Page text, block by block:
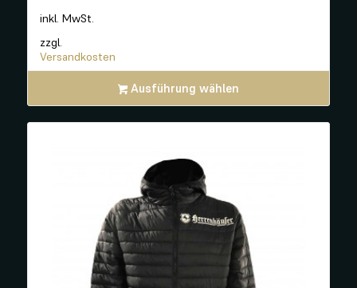
inkl. MwSt.
zzgl.
Versandkosten
Ausführung wählen